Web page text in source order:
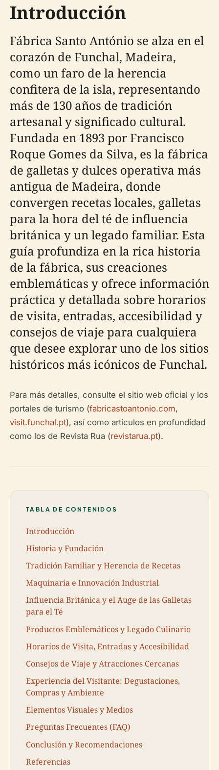
Introducción
Fábrica Santo António se alza en el
corazón de Funchal, Madeira,
como un faro de la herencia
confitera de la isla, representando
más de 130 años de tradición
artesanal y significado cultural.
Fundada en 1893 por Francisco
Roque Gomes da Silva, es la fábrica
de galletas y dulces operativa más
antigua de Madeira, donde
convergen recetas locales, galletas
para la hora del té de influencia
británica y un legado familiar. Esta
guía profundiza en la rica historia
de la fábrica, sus creaciones
emblemáticas y ofrece información
práctica y detallada sobre horarios
de visita, entradas, accesibilidad y
consejos de viaje para cualquiera
que desee explorar uno de los sitios
históricos más icónicos de Funchal.
Para más detalles, consulte el sitio web oficial y los
portales de turismo (fabricastoantonio.com,
visit.funchal.pt), así como artículos en profundidad
como los de Revista Rua (revistarua.pt).
TABLA DE CONTENIDOS
Introducción
Historia y Fundación
Tradición Familiar y Herencia de Recetas
Maquinaria e Innovación Industrial
Influencia Británica y el Auge de las Galletas
para el Té
Productos Emblemáticos y Legado Culinario
Horarios de Visita, Entradas y Accesibilidad
Consejos de Viaje y Atracciones Cercanas
Experiencia del Visitante: Degustaciones,
Compras y Ambiente
Elementos Visuales y Medios
Preguntas Frecuentes (FAQ)
Conclusión y Recomendaciones
Referencias